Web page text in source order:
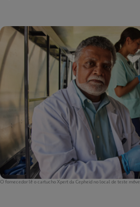
O fornecedor lê o cartucho Xpert da Cepheid no local de teste móvel